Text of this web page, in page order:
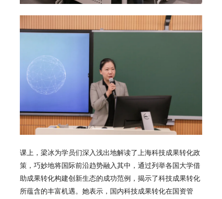
课上， 梁冰为学员们深入浅出地解读了上海科技成果转化政
策，巧妙地将国际前沿趋势融入其中，通过列举各国大学借
助成果转化构建创新生态的成功范例，揭示了科技成果转化
所蕴含的丰富机遇。她表示，国内科技成果转化在国资管